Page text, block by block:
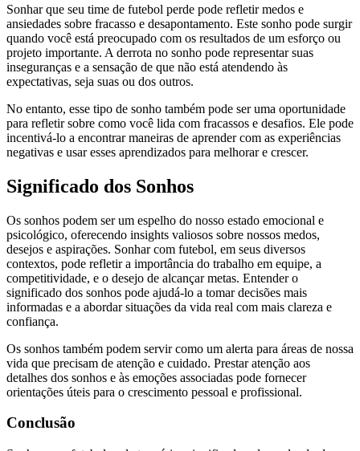
Sonhar que seu time de futebol perde pode refletir medos e
ansiedades sobre fracasso e desapontamento. Este sonho pode surgir
quando você está preocupado com os resultados de um esforço ou
projeto importante. A derrota no sonho pode representar suas
inseguranças e a sensação de que não está atendendo às
expectativas, seja suas ou dos outros.
No entanto, esse tipo de sonho também pode ser uma oportunidade
para refletir sobre como você lida com fracassos e desafios. Ele pode
incentivá-lo a encontrar maneiras de aprender com as experiências
negativas e usar esses aprendizados para melhorar e crescer.
Significado dos Sonhos
Os sonhos podem ser um espelho do nosso estado emocional e
psicológico, oferecendo insights valiosos sobre nossos medos,
desejos e aspirações. Sonhar com futebol, em seus diversos
contextos, pode refletir a importância do trabalho em equipe, a
competitividade, e o desejo de alcançar metas. Entender o
significado dos sonhos pode ajudá-lo a tomar decisões mais
informadas e a abordar situações da vida real com mais clareza e
confiança.
Os sonhos também podem servir como um alerta para áreas de nossa
vida que precisam de atenção e cuidado. Prestar atenção aos
detalhes dos sonhos e às emoções associadas pode fornecer
orientações úteis para o crescimento pessoal e profissional.
Conclusão